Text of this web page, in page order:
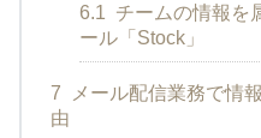
6.1 チームの情報を
ール「Stock」
7
メール配信業務で情
由